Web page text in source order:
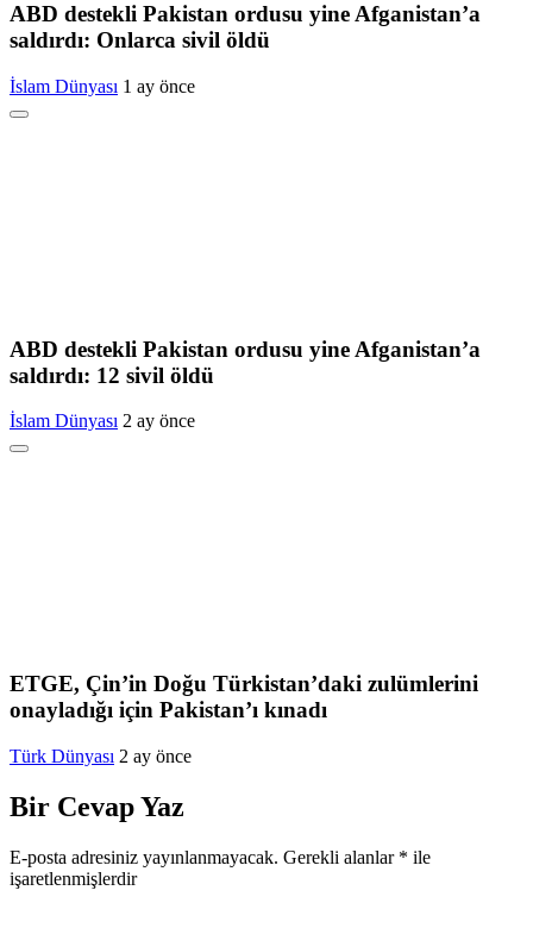
ABD destekli Pakistan ordusu yine Afganistan’a
saldırdı: Onlarca sivil öldü
İslam Dünyası 1 ay önce
ABD destekli Pakistan ordusu yine Afganistan’a
saldırdı: 12 sivil öldü
İslam Dünyası 2 ay önce
ETGE, Çin’in Doğu Türkistan’daki zulümlerini
onayladığı için Pakistan’ı kınadı
Türk Dünyası 2 ay önce
Bir Cevap Yaz
E-posta adresiniz yayınlanmayacak. Gerekli alanlar * ile
işaretlenmişlerdir